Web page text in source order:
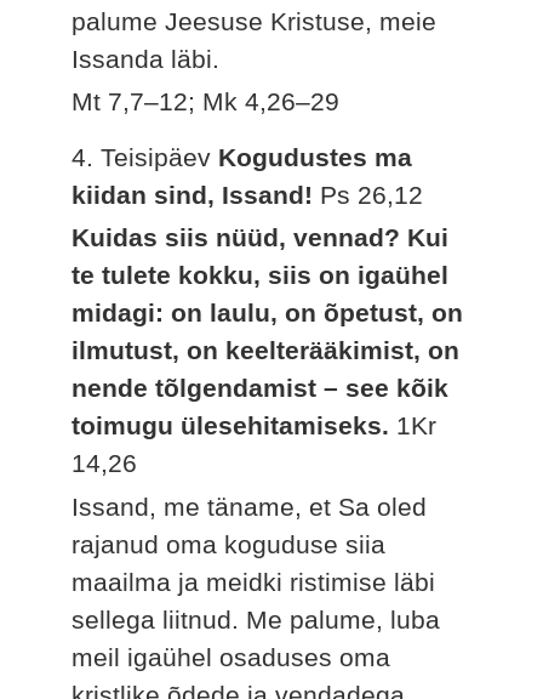
palume Jeesuse Kristuse, meie
Issanda läbi.
Mt 7,7–12; Mk 4,26–29
4. Teisipäev Kogudustes ma
kiidan sind, Issand! Ps 26,12
Kuidas siis nüüd, vennad? Kui
te tulete kokku, siis on igaühel
midagi: on laulu, on õpetust, on
ilmutust, on keelterääkimist, on
nende tõlgendamist – see kõik
toimugu ülesehitamiseks. 1Kr
14,26
Issand, me täname, et Sa oled
rajanud oma koguduse siia
maailma ja meidki ristimise läbi
sellega liitnud. Me palume, luba
meil igaühel osaduses oma